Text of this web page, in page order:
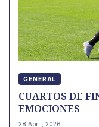
GENERAL
CUARTOS DE
EMOCIONES
28 Abril, 2026